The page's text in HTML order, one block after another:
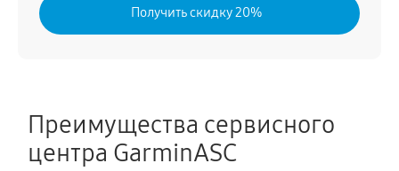
1440 руб 60 минут
Замена Bluetooth смарт-часов Garmin Fenix 5
2400 руб 60 минут
Получить скидку 20%
Преимущества сервисного
центра GarminASC